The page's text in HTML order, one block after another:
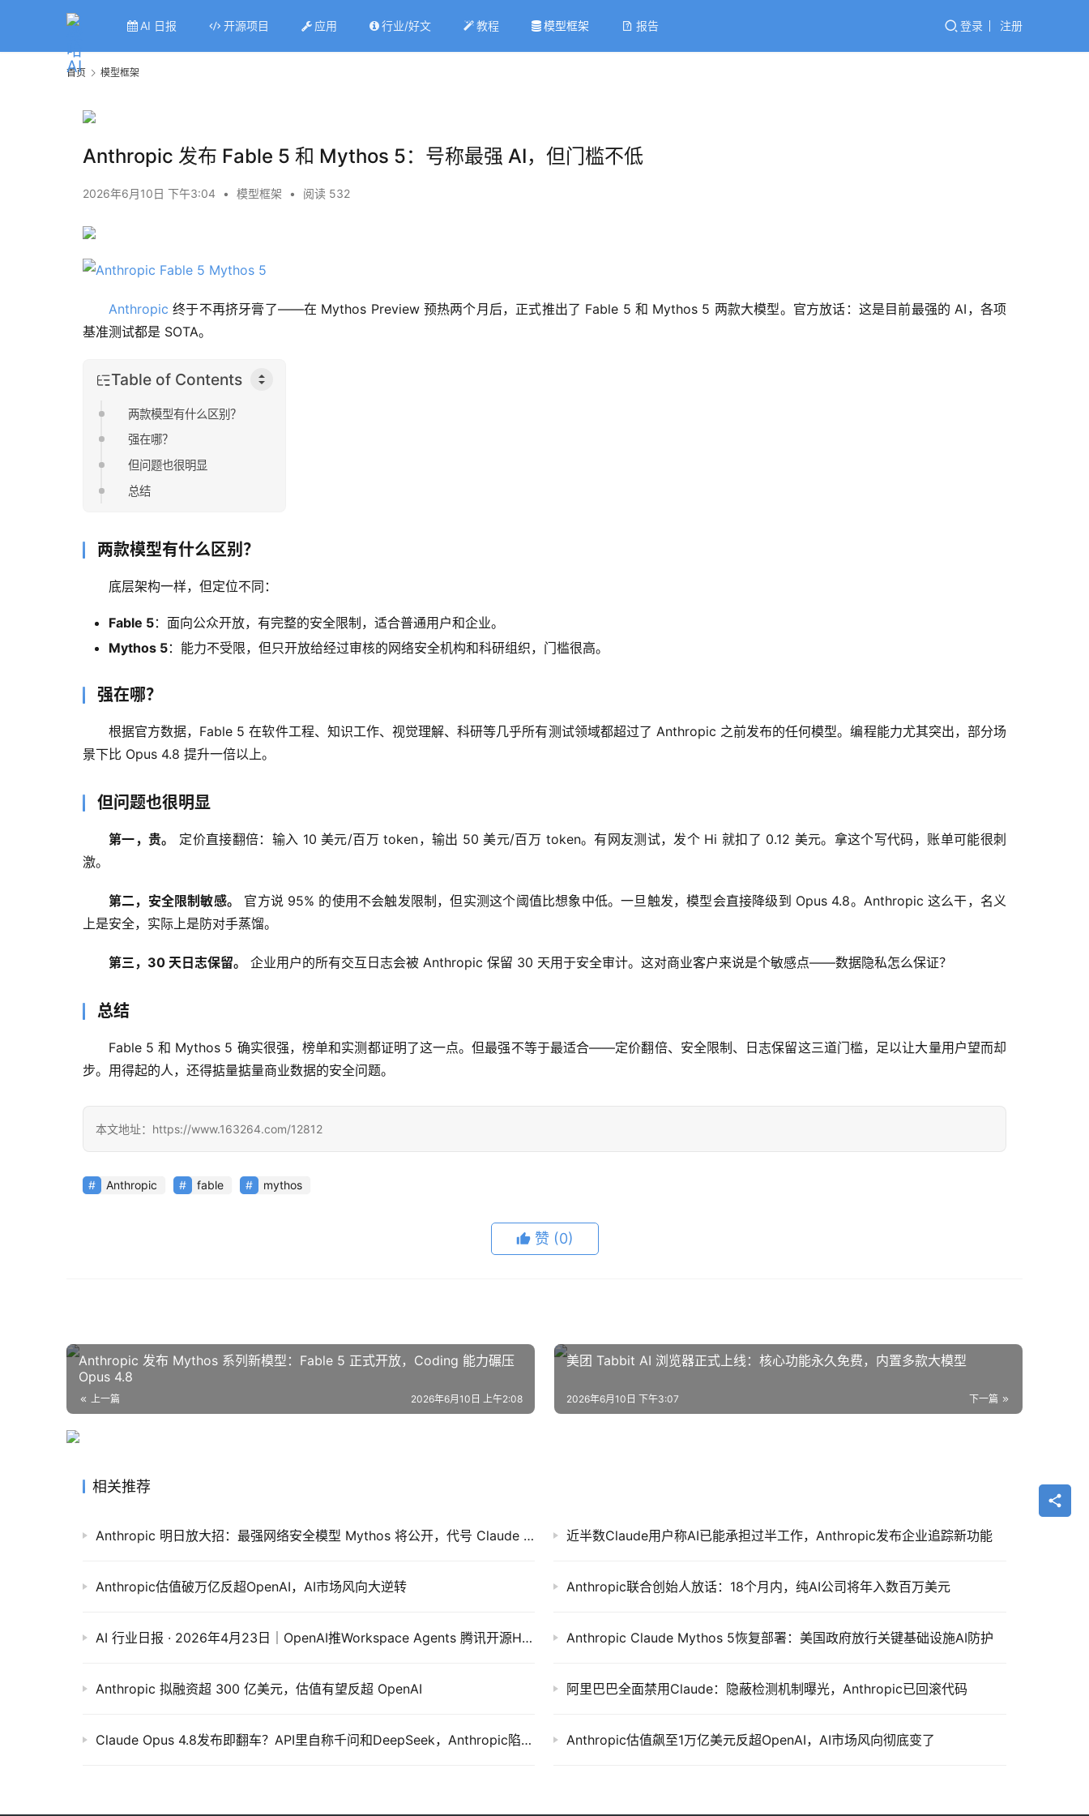
AI 日报 开源项目 应用 行业/好文 教程 模型框架 报告 登录 注册
首页 模型框架
Anthropic 发布 Fable 5 和 Mythos 5：号称最强 AI，但门槛不低
2026年6月10日 下午3:04 • 模型框架 • 阅读 532
Anthropic 终于不再挤牙膏了——在 Mythos Preview 预热两个月后，正式推出了 Fable 5 和 Mythos 5 两款大模型。官方放话：这是目前最强的 AI，各项
基准测试都是 SOTA。
Table of Contents
两款模型有什么区别？
强在哪？
但问题也很明显
总结
两款模型有什么区别？
底层架构一样，但定位不同：
Fable 5：面向公众开放，有完整的安全限制，适合普通用户和企业。
Mythos 5：能力不受限，但只开放给经过审核的网络安全机构和科研组织，门槛很高。
强在哪？
根据官方数据，Fable 5 在软件工程、知识工作、视觉理解、科研等几乎所有测试领域都超过了 Anthropic 之前发布的任何模型。编程能力尤其突出，部分场
景下比 Opus 4.8 提升一倍以上。
但问题也很明显
第一，贵。
定价直接翻倍：输入 10 美元/百万 token，输出 50 美元/百万 token。有网友测试，发个 Hi 就扣了 0.12 美元。拿这个写代码，账单可能很刺
激。
第二，安全限制敏感。
官方说 95% 的使用不会触发限制，但实测这个阈值比想象中低。一旦触发，模型会直接降级到 Opus 4.8。Anthropic 这么干，名义
上是安全，实际上是防对手蒸馏。
第三，30 天日志保留。 企业用户的所有交互日志会被 Anthropic 保留 30 天用于安全审计。这对商业客户来说是个敏感点——数据隐私怎么保证？
总结
Fable 5 和 Mythos 5 确实很强，榜单和实测都证明了这一点。但最强不等于最适合——定价翻倍、安全限制、日志保留这三道门槛，足以让大量用户望而却
步。用得起的人，还得掂量掂量商业数据的安全问题。
本文地址：https://www.163264.com/12812
Anthropic fable mythos
赞 (0)
Anthropic 发布 Mythos 系列新模型：Fable 5 正式开放，Coding 能力碾压
Opus 4.8
上一篇 2026年6月10日 上午2:08
美团 Tabbit AI 浏览器正式上线：核心功能永久免费，内置多款大模型
下一篇
2026年6月10日 下午3:07
相关推荐
Anthropic 明日放大招：最强网络安全模型 Mythos 将公开，代号 Claude Fable 5 近半数Claude用户称AI已能承担过半工作，Anthropic发布企业追踪新功能
Anthropic估值破万亿反超OpenAI，AI市场风向大逆转 Anthropic联合创始人放话：18个月内，纯AI公司将年入数百万美元
AI 行业日报 · 2026年4月23日｜OpenAI推Workspace Agents 腾讯开源Hy3 Anthropic估值破万亿 Anthropic Claude Mythos 5恢复部署：美国政府放行关键基础设施AI防护
Anthropic 拟融资超 300 亿美元，估值有望反超 OpenAI 阿里巴巴全面禁用Claude：隐蔽检测机制曝光，Anthropic已回滚代码
Claude Opus 4.8发布即翻车？API里自称千问和DeepSeek，Anthropic陷蒸馏罗生门 Anthropic估值飙至1万亿美元反超OpenAI，AI市场风向彻底变了